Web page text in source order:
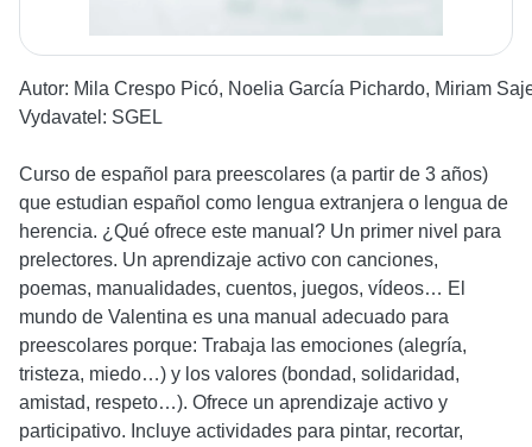
Autor: Mila Crespo Picó, Noelia García Pichardo, Miriam
Vydavatel: SGEL
Curso de español para preescolares (a partir de 3 años)
que estudian español como lengua extranjera o lengua de
herencia. ¿Qué ofrece este manual? Un primer nivel para
prelectores. Un aprendizaje activo con canciones,
poemas, manualidades, cuentos, juegos, vídeos… El
mundo de Valentina es una manual adecuado para
preescolares porque: Trabaja las emociones (alegría,
tristeza, miedo…) y los valores (bondad, solidaridad,
amistad, respeto…). Ofrece un aprendizaje activo y
participativo. Incluye actividades para pintar, recortar,